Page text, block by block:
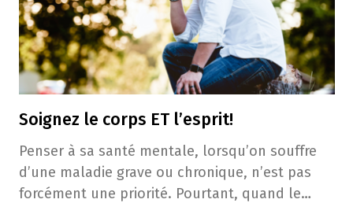
Soignez le corps ET l’esprit!
Penser à sa santé mentale, lorsqu’on souffre
d’une maladie grave ou chronique, n’est pas
forcément une priorité. Pourtant, quand le